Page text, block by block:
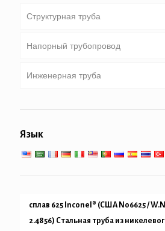
Бурильная труба
Тяжелый вес бурильной трубы
Общий трубопровод
Специальное обслуживание и
Структурная труба
Круглая, площадь &
Труба оцинкованная
Напорный трубопровод
Котел, теплообменник,
Инженерная труба
Механическая и точность трубка
Язык
сплав 625 Inconel® (США N06625 /
2.4856) Стальная труба из